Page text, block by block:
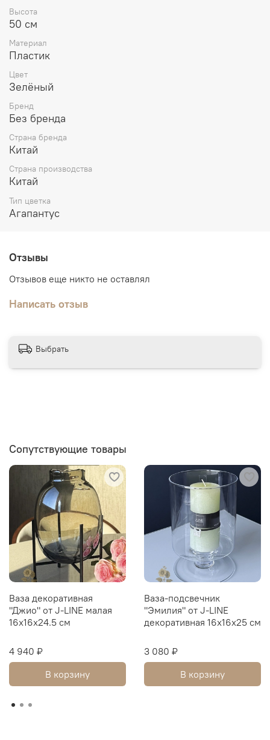
Высота
50 см
Материал
Пластик
Цвет
Зелёный
Бренд
Без бренда
Страна бренда
Китай
Страна производства
Китай
Тип цветка
Агапантус
Отзывы
Отзывов еще никто не оставлял
Написать отзыв
Выбрать
Сопутствующие товары
Ваза декоративная
"Джио" от J-LINE малая
16x16x24.5 см
4 940 ₽
В корзину
Ваза-подсвечник
"Эмилия" от J-LINE
декоративная 16x16x25 см
3 080 ₽
В корзину